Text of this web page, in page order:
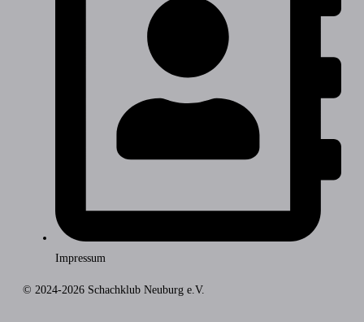
Impressum
© 2024-2026 Schachklub Neuburg e.V.